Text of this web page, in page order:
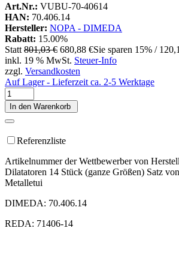
Art.Nr.: VUBU-70-40614
HAN: 70.406.14
Hersteller: NOPA - DIMEDA
Rabatt: 15.00%
Statt 801,03 € 680,88 €Sie sparen 15% /
inkl. 19 % MwSt. Steuer-Info
zzgl. Versandkosten
Auf Lager - Lieferzeit ca. 2-5 Werktage
In den Warenkorb
Referenzliste
Artikelnummer der Wettbewerber von
Dilatatoren 14 Stück (ganze Größen) Satz
Metalletui
DIMEDA: 70.406.14
REDA: 71406-14